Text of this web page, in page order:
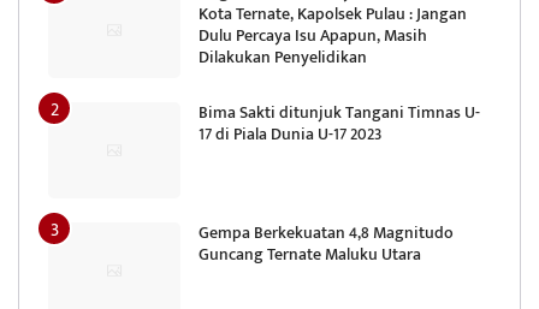
Kota Ternate, Kapolsek Pulau : Jangan
Dulu Percaya Isu Apapun, Masih
Dilakukan Penyelidikan
Bima Sakti ditunjuk Tangani Timnas U-
17 di Piala Dunia U-17 2023
Gempa Berkekuatan 4,8 Magnitudo
Guncang Ternate Maluku Utara